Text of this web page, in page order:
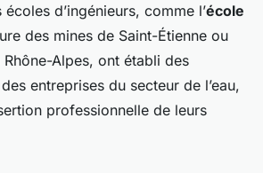
d’ingénieurs, comme l’école
des mines de Saint-Étienne ou
Rhône-Alpes, ont établi des
entreprises du secteur de l’eau,
professionnelle de leurs